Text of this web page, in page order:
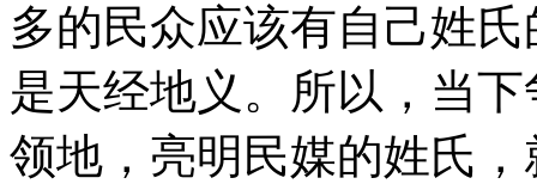
多的民众应该有自己姓
是天经地义。所以，当
领地，亮明民媒的姓氏